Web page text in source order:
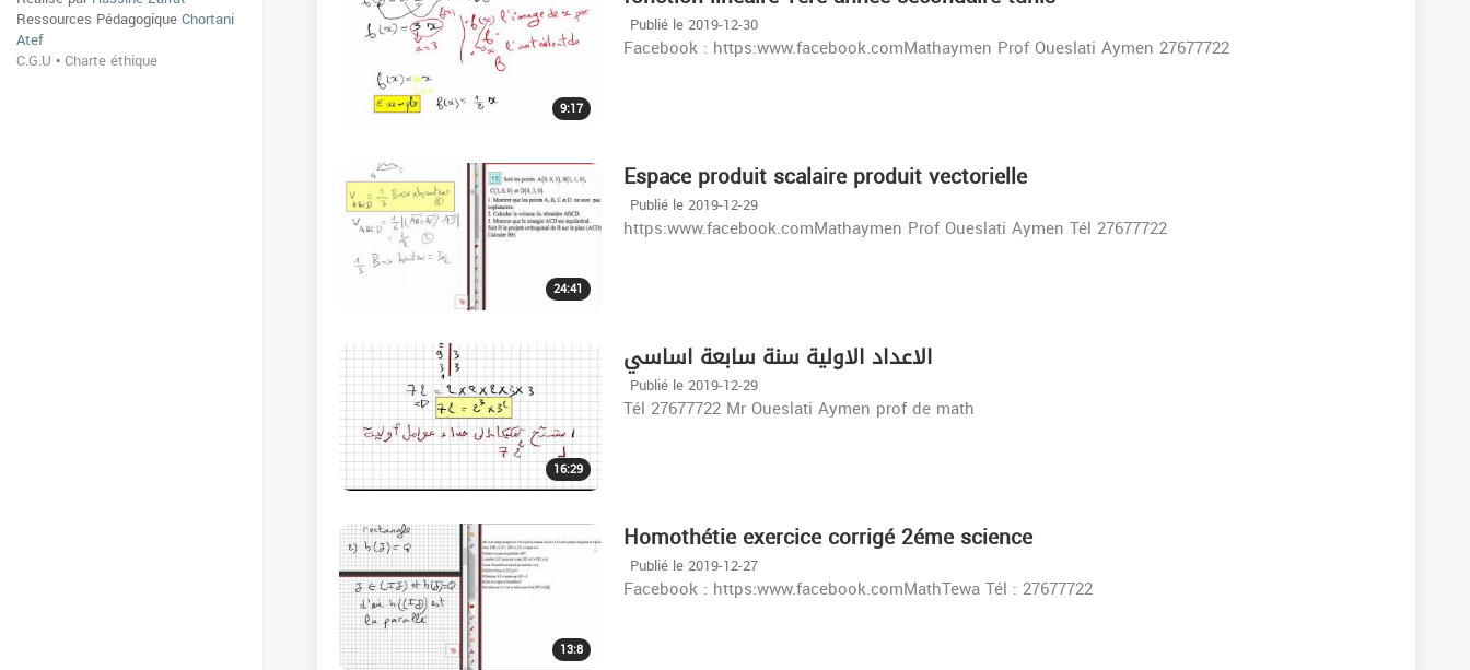
Ressources PédagogiqueChortani
Atef
C.G.U •Charte éthique
9:17
Publié le 2019-12-30
Facebook : https:www.facebook.comMathaymen Prof Oueslati Aymen 27677722
24:41
Espace produit scalaire produit vectorielle
Publié le 2019-12-29
https:www.facebook.comMathaymen Prof Oueslati Aymen Tél 27677722
16:29
الاعداد الاولية سنة سابعة اساسي
Publié le 2019-12-29
Tél 27677722 Mr Oueslati Aymen prof de math
13:8
Homothétie exercice corrigé 2éme science
Publié le 2019-12-27
Facebook : https:www.facebook.comMathTewa Tél : 27677722